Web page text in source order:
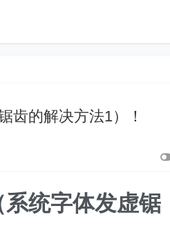
齿的解决方法1）！
统字体发虚锯